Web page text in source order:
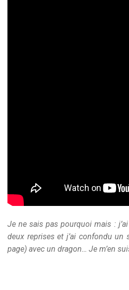
Je ne sais pas pourquoi mais :
deux reprises et j’ai confondu un
page) avec un dragon… Je m’en